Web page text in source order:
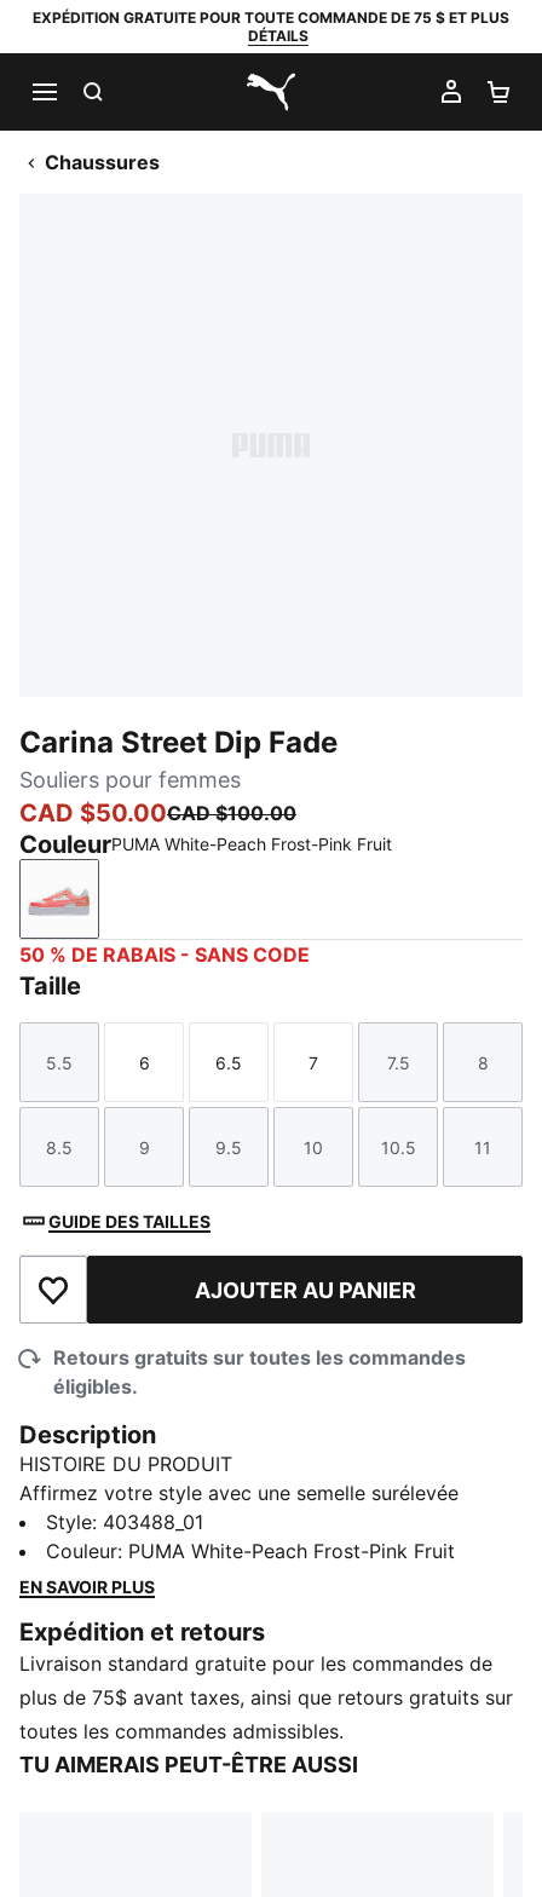
EXPÉDITION GRATUITE POUR TOUTE COMMANDE DE 75 $ ET PLUS
DÉTAILS
PUMA.com
MON
Chaussures
Carina Street Dip Fade
Souliers pour femmes
CAD $50.00CAD $100.00
CouleurPUMA White-Peach Frost-Pink Fruit
PUMA White-Peach Frost-Pink Fruit
50 % DE RABAIS - SANS CODE
Taille
Taille
5.5
Taille
6
Taille
6.5
Taille
7
Taille
7.5
Taille
8
Taille
8.5
Taille
9
Taille
9.5
Taille
10
Taille
10.5
Taille
11
GUIDE DES TAILLES
Ajouter à la liste de souhaits
AJOUTER AU PANIER
Retours gratuits sur toutes les commandes
éligibles.
Description
HISTOIRE DU PRODUIT
Affirmez votre style avec une semelle surélevée
audacieuse et une claque perforée. La semelle
intérieure SOFTFOAM+ offre une absorption moelleuse
pour un confort durable, tandis que la tige en cuir et la
Des promenades matinales aux soirées, ces
chaussures sont vos alliées pour une mode sans
effort.
DÉTAILS
Largeur : Standard
Style: 403488_01
Couleur: PUMA White-Peach Frost-Pink Fruit
EN SAVOIR PLUS
Expédition et retours
Livraison standard gratuite pour les commandes de
plus de 75$ avant taxes, ainsi que retours gratuits sur
toutes les commandes admissibles.
TU AIMERAIS PEUT-ÊTRE AUSSI